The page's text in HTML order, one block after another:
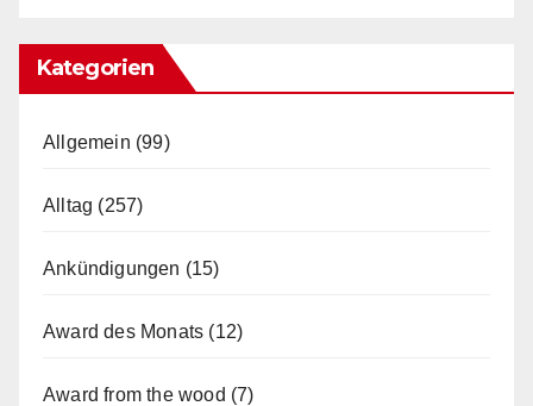
Kategorien
Allgemein (99)
Alltag (257)
Ankündigungen (15)
Award des Monats (12)
Award from the wood (7)